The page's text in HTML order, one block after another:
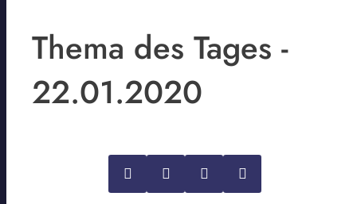
Thema des Tages -
22.01.2020